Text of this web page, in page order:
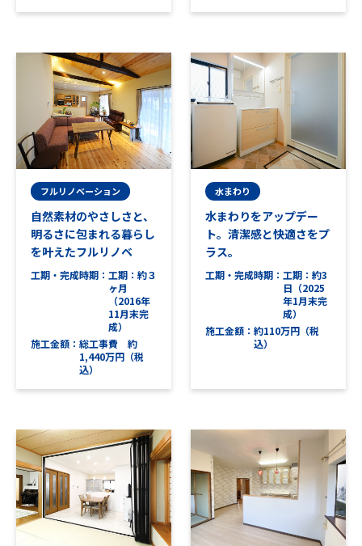
フルリノベーション
自然素材のやさしさと、
明るさに包まれる暮らし
を叶えたフルリノベ
工期・完成時期
工期：約３
ヶ月
（2016年
11月末完
成）
施工金額
総工事費 約
1,440万円（税
込）
水まわり
水まわりをアップデー
ト。清潔感と快適さをプ
ラス。
工期・完成時期
工期：約3
日（2025
年1月末完
成）
施工金額
約110万円（税
込）